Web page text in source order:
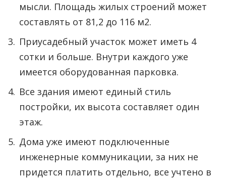
мысли. Площадь жилых строений может
составлять от 81,2 до 116 м2.
Приусадебный участок может иметь 4
сотки и больше. Внутри каждого уже
имеется оборудованная парковка.
Все здания имеют единый стиль
постройки, их высота составляет один
этаж.
Дома уже имеют подключенные
инженерные коммуникации, за них не
придется платить отдельно, все учтено в